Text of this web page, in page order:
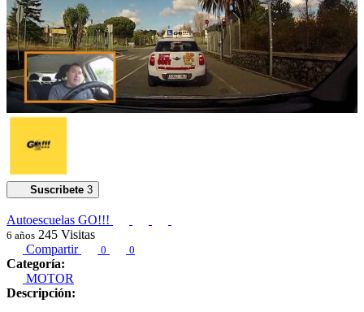
Suscribete 3
Autoescuelas GO!!!
6 años 245 Visitas
Compartir
0 0
Categoría:
MOTOR
Descripción: